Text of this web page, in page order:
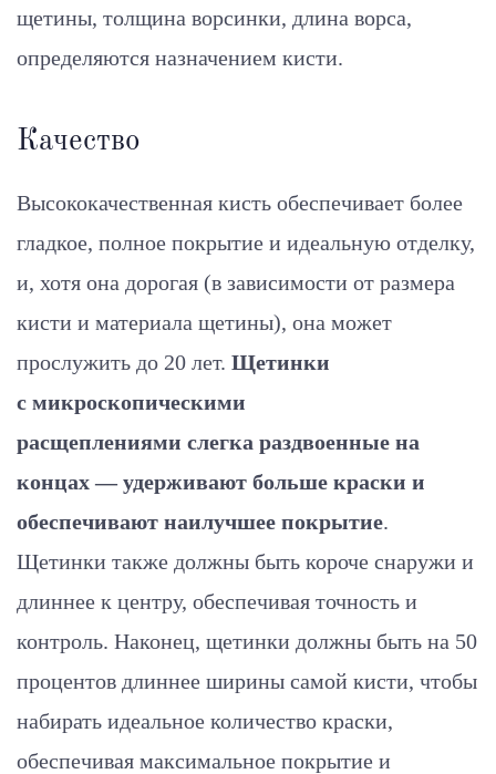
щетины, толщина ворсинки, длина ворса,
определяются назначением кисти.
Качество
Высококачественная кисть обеспечивает более
гладкое, полное покрытие и идеальную отделку,
и, хотя она дорогая (в зависимости от размера
кисти и материала щетины), она может
прослужить до 20 лет. Щетинки
с микроскопическими
расщеплениями слегка раздвоенные на
концах — удерживают больше краски и
обеспечивают наилучшее покрытие.
Щетинки также должны быть короче снаружи и
длиннее к центру, обеспечивая точность и
контроль. Наконец, щетинки должны быть на 50
процентов длиннее ширины самой кисти, чтобы
набирать идеальное количество краски,
обеспечивая максимальное покрытие и